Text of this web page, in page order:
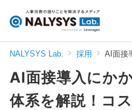
シ
ラ
NALYSYS Lab. 採用 AI面接導入
AI面接導入にか
体系を解説！コ